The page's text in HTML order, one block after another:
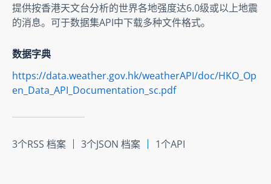
提供按香港天文台分析的世界各地强度达6.0级或以上地震
的消息。可于数据集API中下载多种文件格式。
数据字典
https://data.weather.gov.hk/weatherAPI/doc/HKO_Op
en_Data_API_Documentation_sc.pdf
3个RSS 档案 3个JSON 档案 1个API